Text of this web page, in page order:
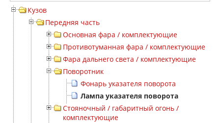
Кузов
Передняя часть
Основная фара / комплектующие
Противотуманная фара / комплектующие
Фара дальнего света / комплектующие
Поворотник
Фонарь указателя поворота
Лампа указателя поворота
Стояночный / габаритный огонь /
комплектующие